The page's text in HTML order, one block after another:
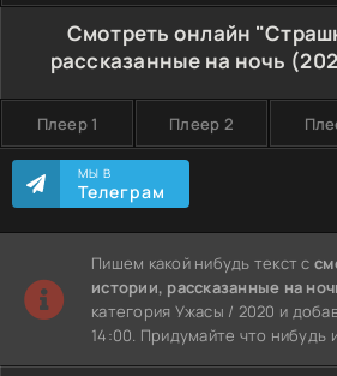
Смотреть онлайн
рассказанные на ночь
Плеер 1 Плеер 2
МЫ В
Телеграм
Пишем какой нибудь текст с
истории, рассказанные на
категория Ужасы / 2020 и
14:00. Придумайте что нибудь